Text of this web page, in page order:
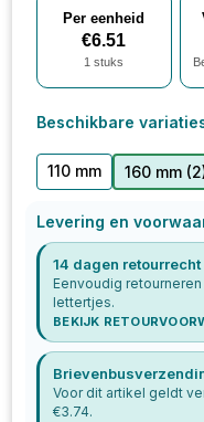
Per eenheid
€6.51
1 stuks
Beschikbare
110 mm 160 mm (2
Levering en
14 dagen retourrecht
Eenvoudig
lettertjes.
BEKIJK
Voor dit artikel geldt
€3.74.